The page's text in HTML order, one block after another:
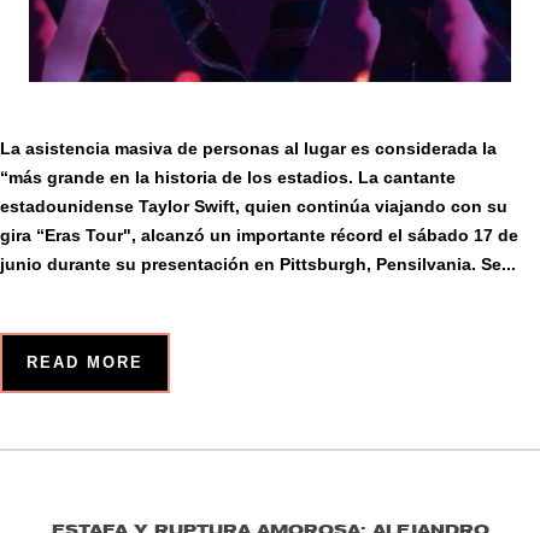
La asistencia masiva de personas al lugar es considerada la
“más grande en la historia de los estadios. La cantante
estadounidense Taylor Swift, quien continúa viajando con su
gira “Eras Tour", alcanzó un importante récord el sábado 17 de
junio durante su presentación en Pittsburgh, Pensilvania. Se...
READ MORE